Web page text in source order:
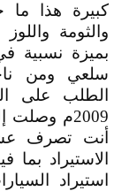
كبيرة هذا
والثومة
بميزة نسبية
سلعي ومن
الطلب على
2009م
أنت تصرف
الاستيراد بما
استيراد